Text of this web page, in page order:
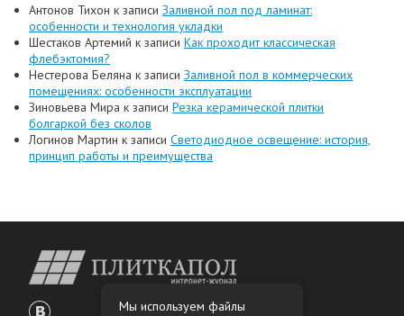
Антонов Тихон к записи Заливной пол под ламинат:
особенности и технология укладки
Шестаков Артемий к записи Как проходит классическая
флебэктомия?
Нестерова Беляна к записи Заливной пол в коммерческих
помещениях: особенности эксплуатации
Зиновьева Мира к записи Резка керамической плитки
болгаркой без сколов
Логинов Мартин к записи Светодиодное освещение: история,
принцип работы и преимущества
Мы используем файлы